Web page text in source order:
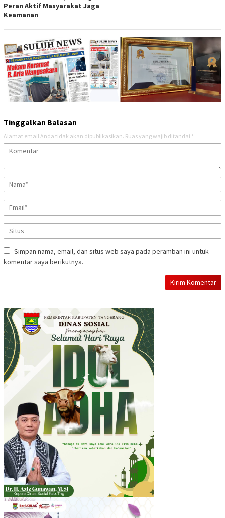
Peran Aktif Masyarakat Jaga
Keamanan
Tinggalkan Balasan
Alamat email Anda tidak akan dipublikasikan. Ruas yang wajib ditandai *
Simpan nama, email, dan situs web saya pada peramban ini untuk
komentar saya berikutnya.